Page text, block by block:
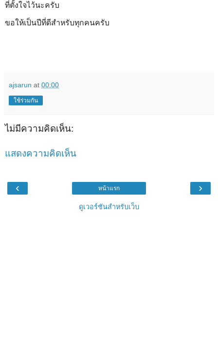
ที่ตั้งใจไว้นะครับ
ขอให้เป็นปีที่ดีสำหรับทุกคนครับ
ajsarun at 00:00
ใช้ร่วมกัน
ไม่มีความคิดเห็น:
แสดงความคิดเห็น
‹ ›
หน้าแรก
ดูเวอร์ชันสำหรับเว็บ